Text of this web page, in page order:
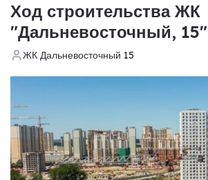
Ход строительства ЖК
"Дальневосточный, 15"
ЖК Дальневосточный 15